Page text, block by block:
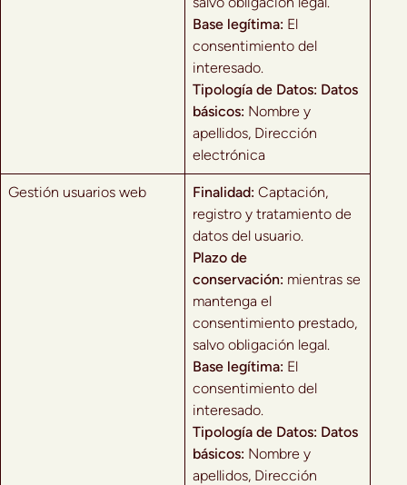
Base legítima: El
consentimiento del
interesado.
Tipología de Datos: Datos
básicos: Nombre y
apellidos, Dirección
electrónica
Gestión usuarios web Finalidad: Captación,
registro y tratamiento de
datos del usuario.
Plazo de
conservación: mientras se
mantenga el
consentimiento prestado,
salvo obligación legal.
Base legítima: El
consentimiento del
interesado.
Tipología de Datos: Datos
básicos: Nombre y
apellidos, Dirección